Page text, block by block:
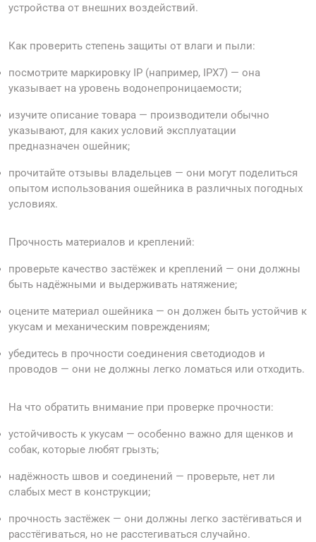
устройства от внешних воздействий.
Как проверить степень защиты от влаги и пыли:
посмотрите маркировку IP (например, IPX7) — она
указывает на уровень водонепроницаемости;
изучите описание товара — производители обычно
указывают, для каких условий эксплуатации
предназначен ошейник;
прочитайте отзывы владельцев — они могут поделиться
опытом использования ошейника в различных погодных
условиях.
Прочность материалов и креплений:
проверьте качество застёжек и креплений — они должны
быть надёжными и выдерживать натяжение;
оцените материал ошейника — он должен быть устойчив к
укусам и механическим повреждениям;
убедитесь в прочности соединения светодиодов и
проводов — они не должны легко ломаться или отходить.
На что обратить внимание при проверке прочности:
устойчивость к укусам — особенно важно для щенков и
собак, которые любят грызть;
надёжность швов и соединений — проверьте, нет ли
слабых мест в конструкции;
прочность застёжек — они должны легко застёгиваться и
расстёгиваться, но не расстегиваться случайно.